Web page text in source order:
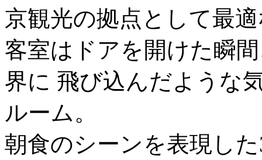
京観光の拠点として最
客室はドアを開けた瞬
界に 飛び込んだような
ルーム。
朝食のシーンを表現し